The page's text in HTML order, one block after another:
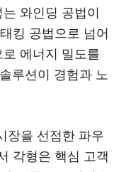
와인딩 공법이
킹 공법으로 넘어
에너지 밀도를
루션이 경험과 노
장을 선점한 파우
각형은 핵심 고객